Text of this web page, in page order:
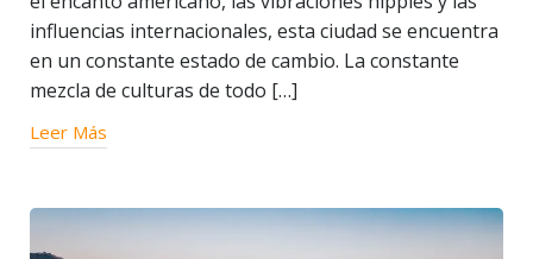
influencias internacionales, esta ciudad se encuentra
en un constante estado de cambio. La constante
mezcla de culturas de todo […]
Leer Más